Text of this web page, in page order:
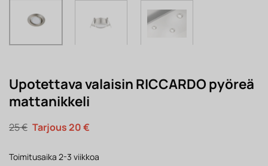
Upotettava valaisin RICCARDO pyöreä
mattanikkeli
25€ Alkuperäinen
hinta
25 €.
20€Nykyinen
20 €.
Toimitusaika 2-3 viikkoa